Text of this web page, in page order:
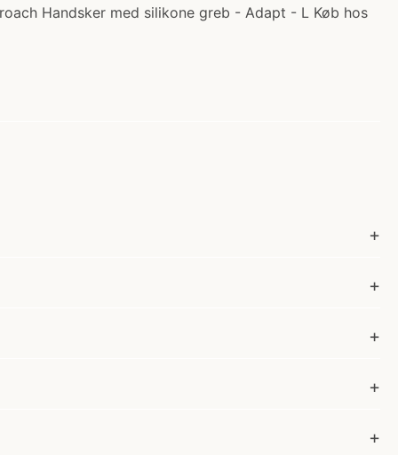
Handsker med silikone greb - Adapt - L Køb hos